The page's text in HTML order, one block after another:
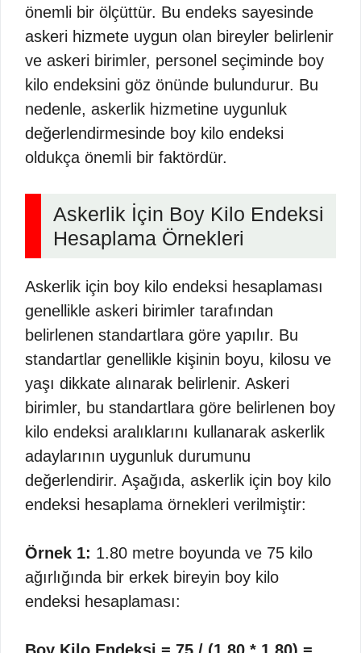
önemli bir ölçüttür. Bu endeks sayesinde
askeri hizmete uygun olan bireyler belirlenir
ve askeri birimler, personel seçiminde boy
kilo endeksini göz önünde bulundurur. Bu
nedenle, askerlik hizmetine uygunluk
değerlendirmesinde boy kilo endeksi
oldukça önemli bir faktördür.
Askerlik İçin Boy Kilo Endeksi
Hesaplama Örnekleri
Askerlik için boy kilo endeksi hesaplaması
genellikle askeri birimler tarafından
belirlenen standartlara göre yapılır. Bu
standartlar genellikle kişinin boyu, kilosu ve
yaşı dikkate alınarak belirlenir. Askeri
birimler, bu standartlara göre belirlenen boy
kilo endeksi aralıklarını kullanarak askerlik
adaylarının uygunluk durumunu
değerlendirir. Aşağıda, askerlik için boy kilo
endeksi hesaplama örnekleri verilmiştir:
Örnek 1: 1.80 metre boyunda ve 75 kilo
ağırlığında bir erkek bireyin boy kilo
endeksi hesaplaması: